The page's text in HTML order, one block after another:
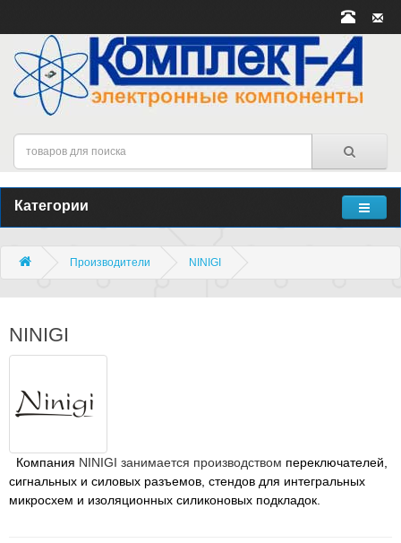
Категории
Производители NINIGI
NINIGI
Компания NINIGI занимается производством переключателей,
сигнальных и силовых разъемов, стендов для интегральных
микросхем и изоляционных силиконовых подкладок.